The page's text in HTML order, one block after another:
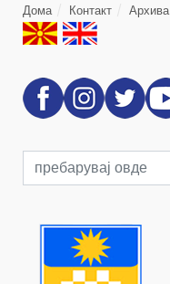
Дома Контакт Архива